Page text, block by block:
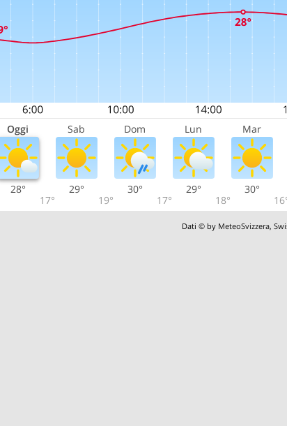
Oggi Sab Dom Lun Mar
28°
17°
29°
19°
30°
17°
29°
18°
30°
Dati © by MeteoSvizzera,